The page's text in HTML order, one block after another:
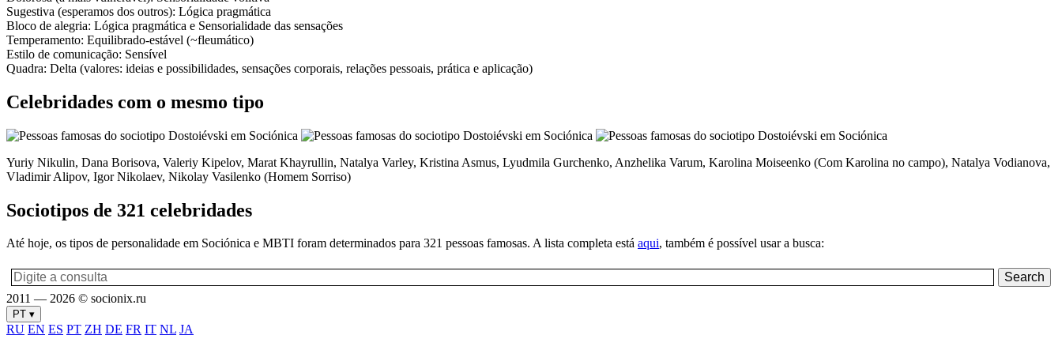
Sugestiva (esperamos dos outros): Lógica pragmática
Bloco de alegria: Lógica pragmática e Sensorialidade das sensações
Temperamento: Equilibrado-estável (~fleumático)
Estilo de comunicação: Sensível
Quadra: Delta (valores: ideias e possibilidades, sensações corporais, relações pessoais, prática e aplicação)
Celebridades com o mesmo tipo
Yuriy Nikulin, Dana Borisova, Valeriy Kipelov, Marat Khayrullin, Natalya Varley, Kristina Asmus, Lyudmila Gurchenko, Anzhelika Varum, Karolina Moiseenko (Com Karolina no campo), Natalya Vodianova,
Vladimir Alipov, Igor Nikolaev, Nikolay Vasilenko (Homem Sorriso)
Sociotipos de 321 celebridades
Até hoje, os tipos de personalidade em Sociónica e MBTI foram determinados para 321 pessoas famosas. A lista completa está aqui, também é possível usar a busca:
2011 — 2026 © socionix.ru
PT ▾
RU EN ES PT ZH DE FR IT NL JA